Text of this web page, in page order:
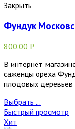
Закрыть
Фундук
800.00 Р
В интернет-
саженцы ореха
плодовых деревьев
Выбрать ...
Быстрый просмотр
Хит